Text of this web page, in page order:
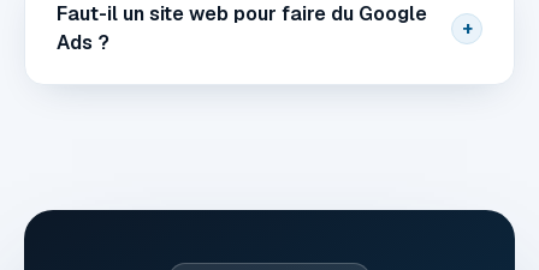
Faut-il un site web pour faire du Google
Ads ?
+